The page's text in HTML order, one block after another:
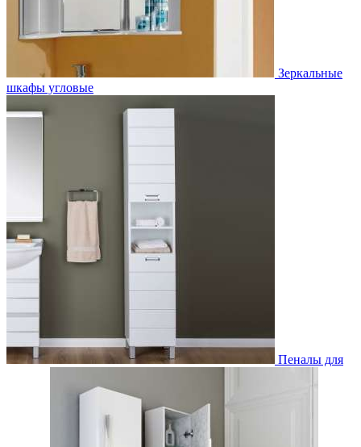
Зеркальные
шкафы угловые
Пеналы для